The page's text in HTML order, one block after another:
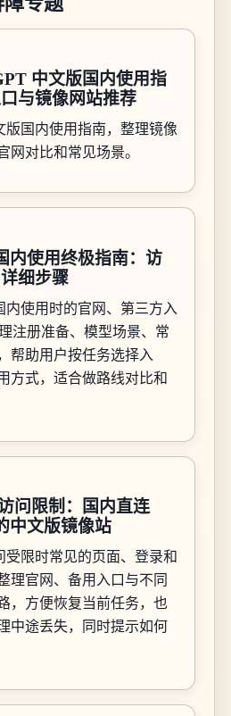
中文版国内使用指
与镜像网站推荐
版国内使用指南，整理镜像
网对比和常见场景。
内使用终极指南：访
细步骤
内使用时的官网、第三方入
注册准备、模型场景、常
帮助用户按任务选择入
方式，适合做路线对比和
问限制：国内直连
中文版镜像站
受限时常见的页面、登录和
理官网、备用入口与不同
，方便恢复当前任务，也
中途丢失，同时提示如何